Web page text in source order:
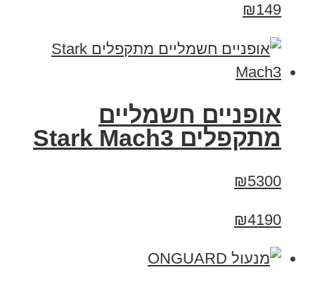
₪149
‏אופניים חשמליים
‏מתקפלים Stark Mach3
₪5300
₪4190